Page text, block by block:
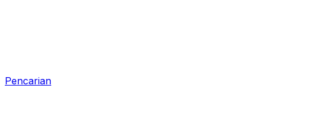
Pencarian